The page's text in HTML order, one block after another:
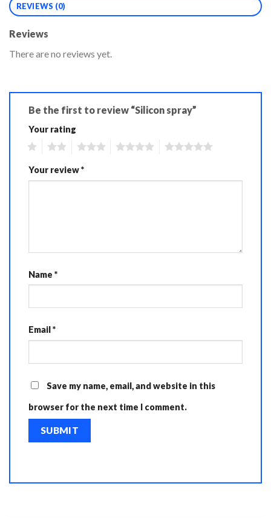
REVIEWS (0)
Reviews
There are no reviews yet.
Be the first to review “Silicon spray”
Your rating
Your review*
Name *
Email*
Save my name, email, and website in this
browser for the next time I comment.